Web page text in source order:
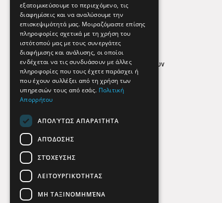
Απόρρητο
Όροι Χρήσης
Πολιτική προστασίας δεδομένων
Findhere
Social Media
εξατομικεύσουμε το περιεχόμενο, τις
διαφημίσεις και να αναλύσουμε την
επισκεψιμότητά μας. Μοιραζόμαστε επίσης
πληροφορίες σχετικά με τη χρήση του
ιστότοπού μας με τους συνεργάτες
διαφήμισης και ανάλυσης, οι οποίοι
ενδέχεται να τις συνδυάσουν με άλλες
πληροφορίες που τους έχετε παράσχει ή
που έχουν συλλέξει από τη χρήση των
υπηρεσιών τους από εσάς. Πολιτική
Απορρήτου
ΑΠΟΛΎΤΩΣ ΑΠΑΡΑΊΤΗΤΑ
ΑΠΌΔΟΣΗΣ
ΣΤΌΧΕΥΣΗΣ
ΛΕΙΤΟΥΡΓΙΚΌΤΗΤΑΣ
ΜΗ ΤΑΞΙΝΟΜΗΜΈΝΑ